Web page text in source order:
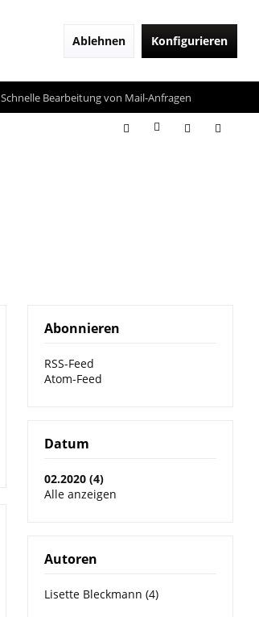
Ablehnen Konfigurieren
Schnelle Bearbeitung von Mail-Anfragen
Abonnieren
RSS-Feed
Atom-Feed
Datum
02.2020 (4)
Alle anzeigen
Autoren
Lisette Bleckmann (4)